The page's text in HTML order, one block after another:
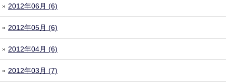
2012年06月 (6)
2012年05月 (6)
2012年04月 (6)
2012年03月 (7)